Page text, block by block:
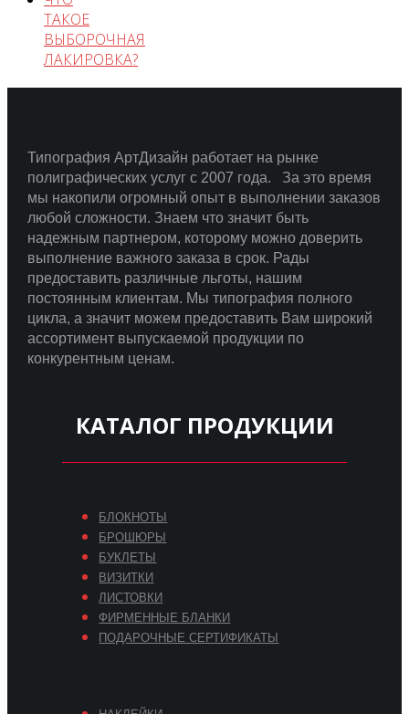
ТАКОЕ
ВЫБОРОЧНАЯ
ЛАКИРОВКА?
Типография АртДизайн работает на рынке
полиграфических услуг с 2007 года. За это время
мы накопили огромный опыт в выполнении заказов
любой сложности. Знаем что значит быть
надежным партнером, которому можно доверить
выполнение важного заказа в срок. Рады
предоставить различные льготы, нашим
постоянным клиентам. Мы типография полного
цикла, а значит можем предоставить Вам широкий
ассортимент выпускаемой продукции по
конкурентным ценам.
КАТАЛОГ ПРОДУКЦИИ
БЛОКНОТЫ
БРОШЮРЫ
БУКЛЕТЫ
ВИЗИТКИ
ЛИСТОВКИ
ФИРМЕННЫЕ БЛАНКИ
ПОДАРОЧНЫЕ СЕРТИФИКАТЫ